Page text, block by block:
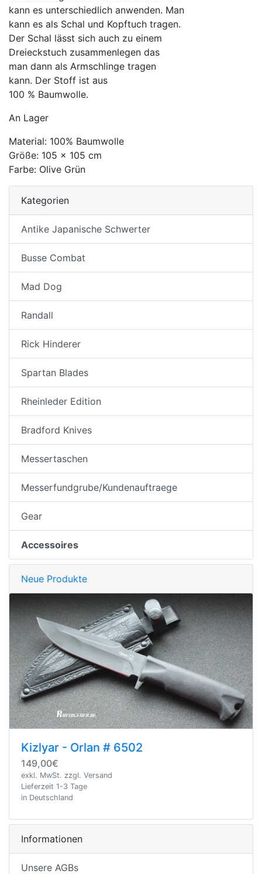
kann es unterschiedlich anwenden. Man
kann es als Schal und Kopftuch tragen.
Der Schal lässt sich auch zu einem
Dreieckstuch zusammenlegen das
man dann als Armschlinge tragen
kann. Der Stoff ist aus
100 % Baumwolle.
An Lager
Material: 100% Baumwolle
Größe: 105 x 105 cm
Farbe: Olive Grün
Kategorien
Antike Japanische Schwerter
Busse Combat
Mad Dog
Randall
Rick Hinderer
Spartan Blades
Rheinleder Edition
Bradford Knives
Messertaschen
Messerfundgrube/Kundenauftraege
Gear
Accessoires
Neue Produkte
Kizlyar - Orlan # 6502
149,00€
exkl. MwSt. zzgl. Versand
Lieferzeit 1-3 Tage
in Deutschland
Informationen
Unsere AGBs